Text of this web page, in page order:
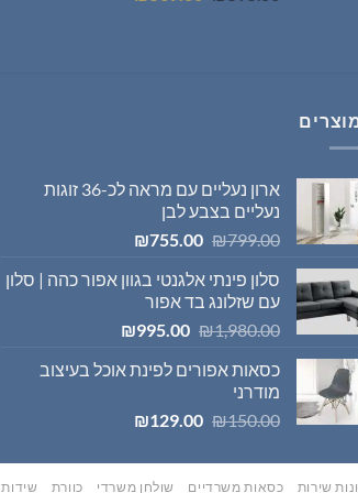
ארון נעליים עם מראה לכ-36 זוגות
נעליים בצבע לבן
₪799.00
המחיר
היה:
₪799.00.
₪755.00
המחיר
הוא:
סלון פינתי אלגנטי בגוון אפור כהה | סלון
עם שזלונג בד אפור
₪1,980.00
המחיר
היה:
₪995.00
המחיר
הוא:
כסאות אפורים לפינת אוכל בעיצוב
מודרני
₪150.00
המחיר
היה:
₪150.00.
₪129.00
המחיר
הוא:
₪129.00.
שירות כסאות משרדיים שולחן משרדי כוורת שידות